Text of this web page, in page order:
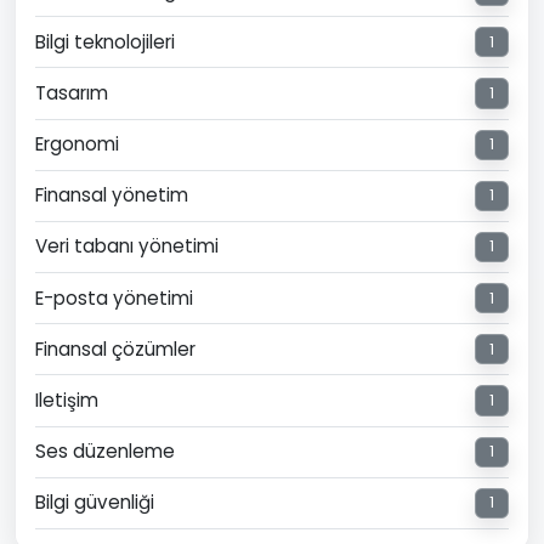
Bilgi teknolojileri 1
Tasarım 1
Ergonomi 1
Finansal yönetim 1
Veri tabanı yönetimi 1
E-posta yönetimi 1
Finansal çözümler 1
Iletişim 1
Ses düzenleme 1
Bilgi güvenliği 1